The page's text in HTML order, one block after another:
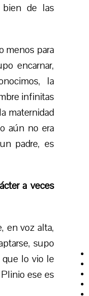
de las
menos para
encarnar,
la
infinitas
maternidad
aún no era
padre, es
a veces
en voz alta,
supo
lo vio le
Plinio ese es